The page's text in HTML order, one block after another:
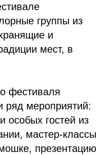
группы из
и
мест, в
фестиваля
ряд мероприятий:
особых гостей из
мастер-классы
презентацию